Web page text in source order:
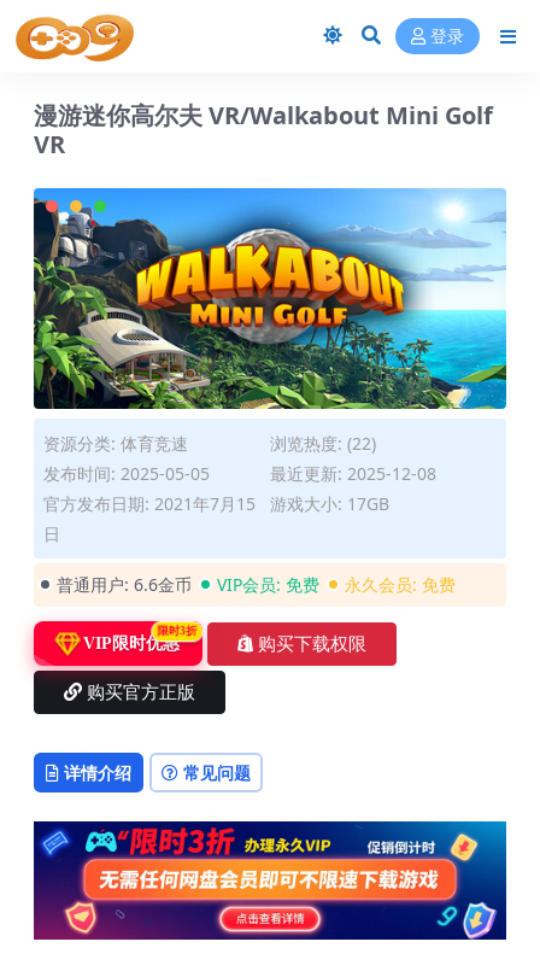
登录
漫游迷你高尔夫 VR/Walkabout Mini Golf
VR
资源分类: 体育竞速
浏览热度: (22)
发布时间: 2025-05-05
最近更新: 2025-12-08
官方发布日期: 2021年7月15
日
游戏大小: 17GB
普通用户: 6.6金币 VIP会员: 免费 永久会员: 免费
VIP限时优惠
限时3折
购买下载权限
购买官方正版
详情介绍 常见问题